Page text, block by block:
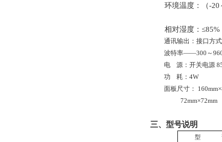
环境温度：（-20
相对湿度：
通讯输出：接口方
波特率——300～
电
源：开关电源
功
耗：4W
面板尺寸：
72mm×72mm
三、型号说明
型